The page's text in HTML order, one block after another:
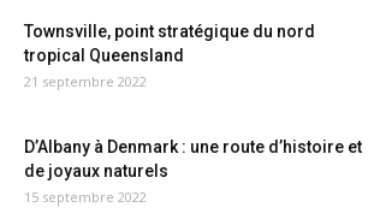
Townsville, point stratégique du nord
tropical Queensland
21 septembre 2022
D’Albany à Denmark : une route d’histoire et
de joyaux naturels
15 septembre 2022